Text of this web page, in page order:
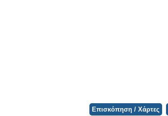
Φορτώνει ο Χάρτης...
Επισκόπηση / Χάρτες